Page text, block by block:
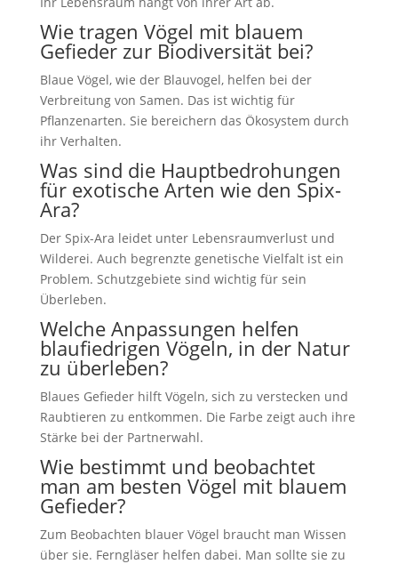
Wie tragen Vögel mit blauem
Gefieder zur Biodiversität bei?
Blaue Vögel, wie der Blauvogel, helfen bei der
Verbreitung von Samen. Das ist wichtig für
Pflanzenarten. Sie bereichern das Ökosystem durch
ihr Verhalten.
Was sind die Hauptbedrohungen
für exotische Arten wie den Spix-
Ara?
Der Spix-Ara leidet unter Lebensraumverlust und
Wilderei. Auch begrenzte genetische Vielfalt ist ein
Problem. Schutzgebiete sind wichtig für sein
Überleben.
Welche Anpassungen helfen
blaufiedrigen Vögeln, in der Natur
zu überleben?
Blaues Gefieder hilft Vögeln, sich zu verstecken und
Raubtieren zu entkommen. Die Farbe zeigt auch ihre
Stärke bei der Partnerwahl.
Wie bestimmt und beobachtet
man am besten Vögel mit blauem
Gefieder?
Zum Beobachten blauer Vögel braucht man Wissen
über sie. Ferngläser helfen dabei. Man sollte sie zu